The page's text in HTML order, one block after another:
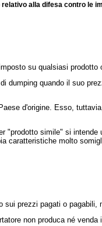
relativo alla difesa contro le
su qualsiasi prodotto
quando il suo
d'origine. Esso,
simile" si intende
caratteristiche molto
prezzi pagati o pagabili,
non produca né